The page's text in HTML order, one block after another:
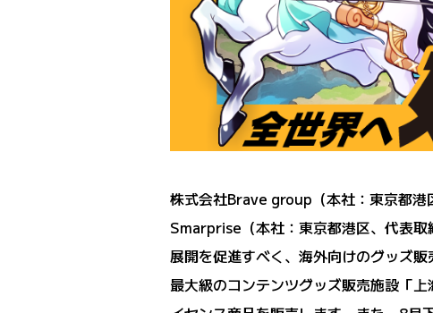
株式会社Brave group（本社：東京都
Smarprise（本社：東京都港区、代表
展開を促進すべく、海外向けのグッズ
最大級のコンテンツグッズ販売施設「